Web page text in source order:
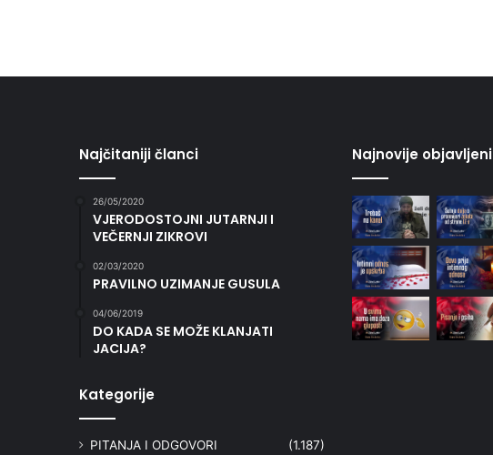
Najčitaniji članci
26/05/2020
VJERODOSTOJNI JUTARNJI I
VEČERNJI ZIKROVI
02/03/2020
PRAVILNO UZIMANJE GUSULA
04/06/2019
DO KADA SE MOŽE KLANJATI
JACIJA?
Kategorije
PITANJA I ODGOVORI (1.187)
Najnovije objavljeni